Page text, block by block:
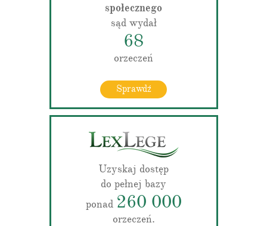
społecznego
sąd wydał
68
orzeczeń
Sprawdź
Uzyskaj dostęp
do pełnej bazy
ponad 260 000
orzeczeń.